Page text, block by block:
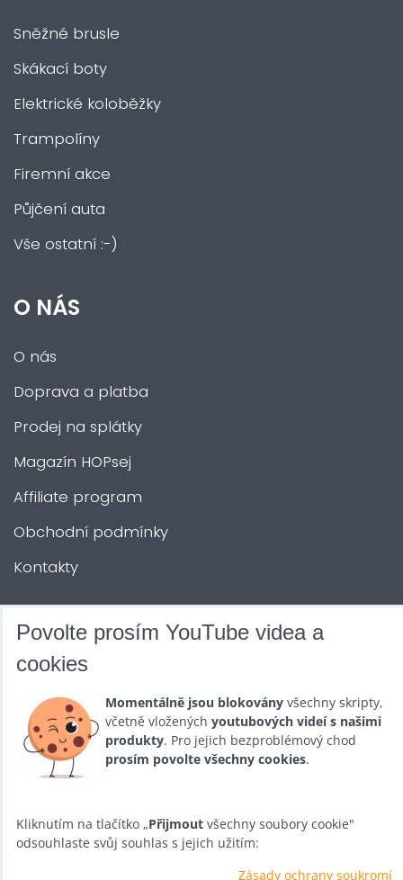
Sněžné brusle
Skákací boty
Elektrické koloběžky
Trampolíny
Firemní akce
Půjčení auta
Vše ostatní :-)
O NÁS
O nás
Doprava a platba
Prodej na splátky
Magazín HOPsej
Affiliate program
Obchodní podmínky
Kontakty
DALŠÍ SLUŽBY
Půjčovna
Promotéři
Kurzy a setkání
Velkoobchod
Nabídka práce
Povolte prosím YouTube videa a
cookies
Momentálně jsou blokovány všechny skripty,
včetně vložených youtubových videí s našimi
produkty. Pro jejich bezproblémový chod
prosím povolte všechny cookies.
Kliknutím na tlačítko „Přijmout všechny soubory cookie"
odsouhlaste svůj souhlas s jejich užitím:
Zásady ochrany soukromí